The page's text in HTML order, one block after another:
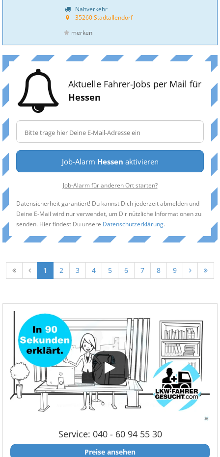
Nahverkehr
35260 Stadtallendorf
merken
Aktuelle Fahrer-Jobs per Mail für
Hessen
Job-Alarm Hessen aktivieren
Job-Alarm für anderen Ort starten?
Datensicherheit garantiert! Du kannst Dich jederzeit abmelden und
Deine E-Mail wird nur verwendet, um Dir nützliche Informationen zu
senden. Hier findest Du unsere Datenschutzerklärung.
1 2 3 4 5 6 7 8 9
Service: 040 - 60 94 55 30
Preise ansehen